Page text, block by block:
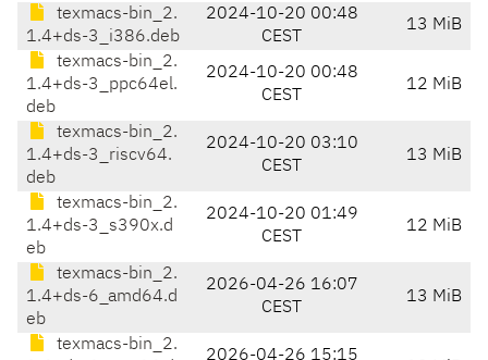
texmacs-bin_2.
1.4+ds-3_i386.deb
2024-10-20 00:48
CEST
13 MiB
texmacs-bin_2.
1.4+ds-3_ppc64el.
deb
2024-10-20 00:48
CEST
12 MiB
texmacs-bin_2.
1.4+ds-3_riscv64.
deb
2024-10-20 03:10
CEST
13 MiB
texmacs-bin_2.
1.4+ds-3_s390x.d
eb
2024-10-20 01:49
CEST
12 MiB
texmacs-bin_2.
1.4+ds-6_amd64.d
eb
2026-04-26 16:07
CEST
13 MiB
texmacs-bin_2.
2026-04-26 15:15